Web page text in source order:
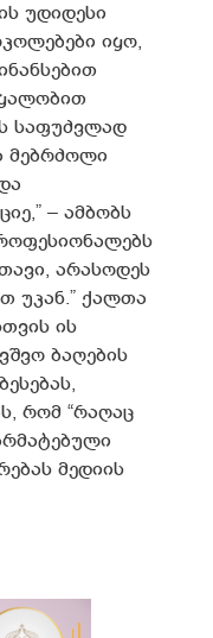
უდიდესი
იყო,
საფუძვლად
მებრძოლი
– ამბობს
არასოდეს
უკან.” ქალთა
ის
ბაღების
რომ “რაღაც
მედიის